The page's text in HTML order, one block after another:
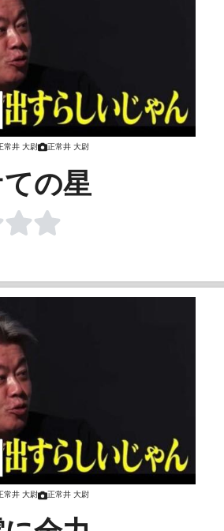
常井 大尉 正常井 大尉
の星
常井 大尉 正常井 大尉